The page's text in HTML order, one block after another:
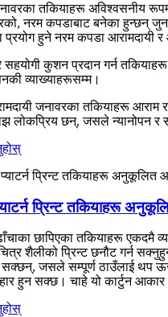
तकियाहरू अविश्वसनीय
नरम कपडाबाट बनेका हुन्छन् जुन
प्रयोग हुने नरम कपडा आरामदायी र
सहयोगी कुशन प्रदान गर्न
व्याख्याहरूसम्म।
जनावरका तकियाहरू आराम
लोकप्रिय छन्, जसले न्यानोपन र
प्रिन्ट तकियाहरू
छापिएका तकियाहरू एकदमै
शैलीको प्रिन्ट छनौट गर्न
जसले सम्पूर्ण ठाउँलाई थप
हुन सक्छ। चाहे यो कार्टुन